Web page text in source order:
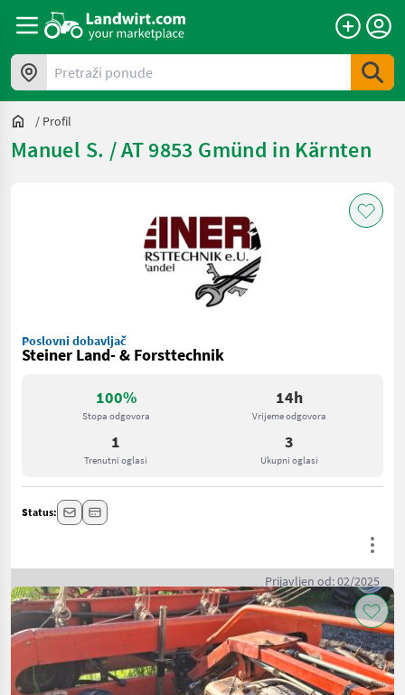
Pretraži ponude
/ Profil
Manuel S. / AT 9853 Gmünd in Kärnten
Poslovni dobavljač
Steiner Land- & Forsttechnik
100%
Stopa odgovora
14h
Vrijeme odgovora
1
Trenutni oglasi
3
Ukupni oglasi
Status:
Prijavljen od: 02/2025